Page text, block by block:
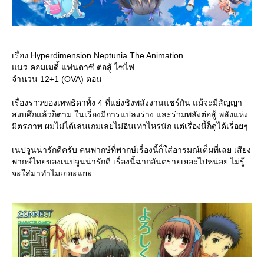
เรื่อง Hyperdimension Neptunia The Animation
นว คอมเมดี้ แฟนตาซี ต่อสู้ ไซไฟ
จำนวน 12+1 (OVA) ตอน
เรื่องราวของเทพธิดาทั้ง 4 ที่แย่งชิงพลังงานแชร์กัน แม้จะมีสัญญา
สงบศึกแล้วก็ตาม ในเรื่องมีการแปลงร่าง และร่วมพลังต่อสู้ พลังแห่ง
มิตรภาพ ผมไม่ได้เล่นเกมเลยไม่อินเท่าไหร่นัก แต่เรื่องนี้ก็ดูได้เรื่อยๆ
เนปจูนน่ารักดีครับ คนพากษ์ที่พากษ์เรื่องนี้ก็ใส่อารมณ์เต็มที่เลย เสียง
พากษ์ไทยของเนปจูนน่ารักดี เรื่องนี้ฉากอันตรายเยอะไปหน่อย ไม่รู้
จะใส่มาทำไมเยอะแยะ